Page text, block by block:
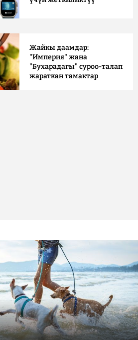
Жайкы даамдар:
"Империя" жана
"Бухарадагы" суроо-талап
жараткан тамактар